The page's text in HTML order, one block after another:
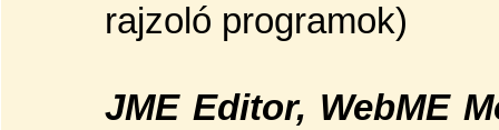
rajzoló programok)
JME Editor, WebME